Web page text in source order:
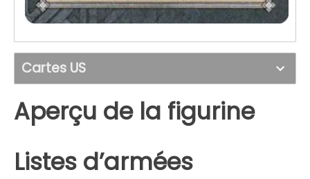
Cartes US
Aperçu de la figurine
Listes d’armées